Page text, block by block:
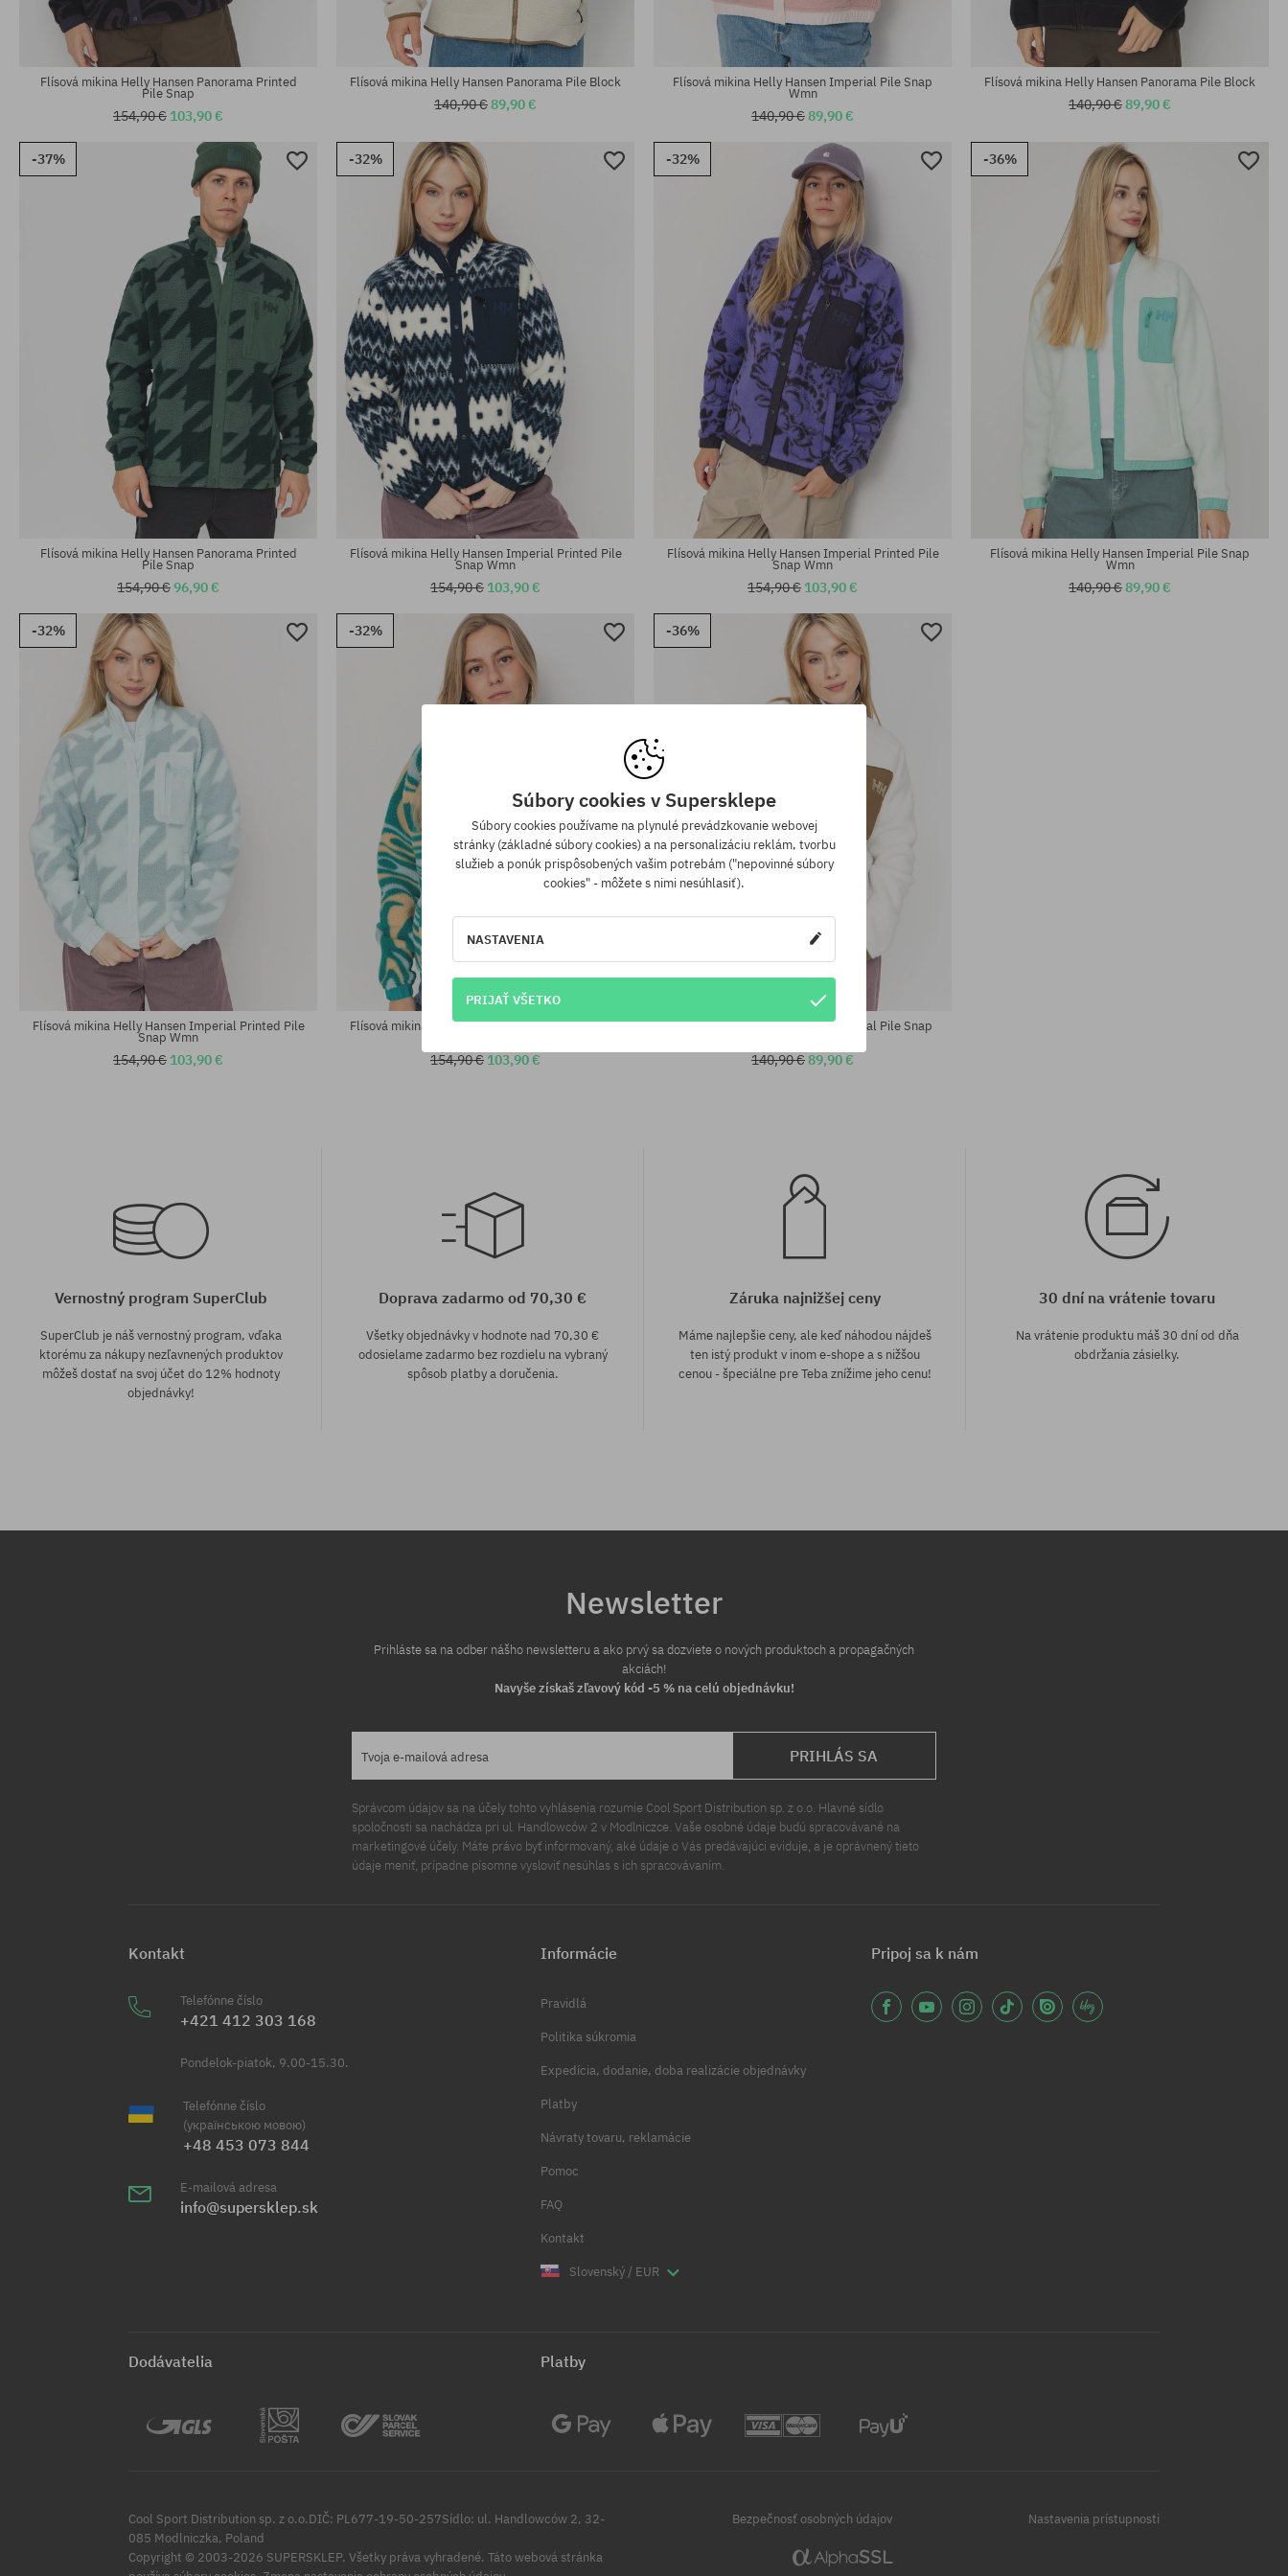
Dostupné veľkosti:
Flísová mikina Helly Hansen Panorama Printed
Pile Snap
154,90 € 103,90 €
Dostupné veľkosti:
Flísová mikina Helly Hansen Panorama Pile Block
140,90 €89,90 €
Dostupné veľkosti:
Flísová mikina Helly Hansen Imperial Pile Snap
Wmn
140,90 €89,90 €
Dostupné veľkosti:
Flísová mikina Helly Hansen Panorama Pile Block
140,90 €89,90 €
-37%
Dostupné veľkosti:
Flísová mikina Helly Hansen Panorama Printed
Pile Snap
154,90 €96,90 €
-32%
Dostupné veľkosti:
Flísová mikina Helly Hansen Imperial Printed Pile
Snap Wmn
154,90 € 103,90 €
-32%
Flísová mikina Helly Hansen Imperial Printed Pile
Snap Wmn
154,90 € 103,90 €
-36%
Flísová mikina Helly Hansen Imperial Pile Snap
Wmn
140,90 €89,90 €
-32%
Flísová mikina Helly Hansen Imperial Printed Pile
Snap Wmn
154,90 € 103,90 €
-32%
Flísová mikina Helly Hansen Imperial Printed Pile
154,90 € 103,90 €
-36%
Flísová mikina Helly Hansen Imperial Pile Snap
140,90 €89,90 €
Vernostný program SuperClub
SuperClub je náš vernostný program, vďaka
ktorému za nákupy nezľavnených produktov
môžeš dostať na svoj účet do 12% hodnoty
objednávky!
Doprava zadarmo od 70,30 €
Všetky objednávky v hodnote nad 70,30 €
odosielame zadarmo bez rozdielu na vybraný
spôsob platby a doručenia.
Záruka najnižšej ceny
Máme najlepšie ceny, ale keď náhodou nájdeš
ten istý produkt v inom e-shope a s nižšou
cenou - špeciálne pre Teba znížime jeho cenu!
30 dní na vrátenie tovaru
Na vrátenie produktu máš 30 dní od dňa
obdržania zásielky.
Newsletter
Prihláste sa na odber nášho newsletteru a ako prvý sa dozviete o nových produktoch a propagačných
akciách!
Navyše získaš zľavový kód -5 % na celú objednávku!
Tvoja e-mailová adresa PRIHLÁS SA
Správcom údajov sa na účely tohto vyhlásenia rozumie Cool Sport Distribution sp. z o.o. Hlavné sídlo
spoločnosti sa nachádza pri ul. Handlowców 2 v Modlniczce. Vaše osobné údaje budú spracovávané na
marketingové účely. Máte právo byť informovaný, aké údaje o Vás predávajúci eviduje, a je oprávnený tieto
údaje meniť, prípadne písomne vysloviť nesúhlas s ich spracovávaním.
Kontakt
Telefónne číslo
+421 412 303 168
Pondelok-piatok, 9.00-15.30.
Telefónne číslo
(українською мовою)
+48 453 073 844
E-mailová adresa
info@supersklep.sk
Informácie
Pravidlá
Politika súkromia
Expedícia, dodanie, doba realizácie objednávky
Platby
Návraty tovaru, reklamácie
Pomoc
FAQ
Kontakt
Slovenský / EUR
Pripoj sa k nám
Dodávatelia Platby
Cool Sport Distribution sp. z o.o.DIČ: PL677-19-50-257Sídlo: ul. Handlowców 2, 32-
085 Modlniczka, Poland
Copyright © 2003-2026 SUPERSKLEP. Všetky práva vyhradené. Táto webová stránka
Bezpečnosť osobných údajov Nastavenia prístupnosti
Súbory cookies v Supersklepe
Súbory cookies používame na plynulé prevádzkovanie webovej
stránky (základné súbory cookies) a na personalizáciu reklám, tvorbu
služieb a ponúk prispôsobených vašim potrebám ("nepovinné súbory
cookies" - môžete s nimi nesúhlasiť).
NASTAVENIA
PRIJAŤ VŠETKO